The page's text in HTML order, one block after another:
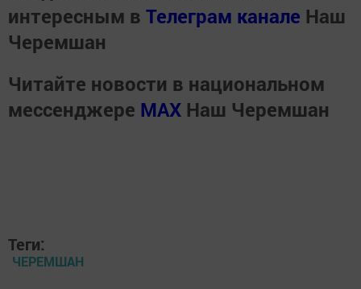
интересным в Телеграм канале Наш
Черемшан
Читайте новости в национальном
мессенджере MАХ Наш Черемшан
Теги:
ЧЕРЕМШАН